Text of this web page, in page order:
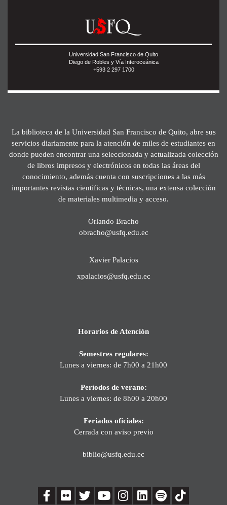
Universidad San Francisco de Quito
Diego de Robles y Vía Interoceánica
+593 2 297 1700
La biblioteca de la Universidad San Francisco de Quito, abre sus
servicios diariamente para la atención de miles de estudiantes en
donde pueden encontrar una seleccionada y actualizada colección
de libros impresos y electrónicos en todas las áreas del
conocimiento, además cuenta con suscripciones a las más
importantes revistas científicas y técnicas, una extensa colección
de materiales multimedia y acceso.
Orlando Bracho
obracho@usfq.edu.ec
Xavier Palacios
xpalacios@usfq.edu.ec
Horarios de Atención
Semestres regulares:
Lunes a viernes: de 7h00 a 21h00
Períodos de verano:
Lunes a viernes: de 8h00 a 20h00
Feriados oficiales:
Cerrada con aviso previo
biblio@usfq.edu.ec